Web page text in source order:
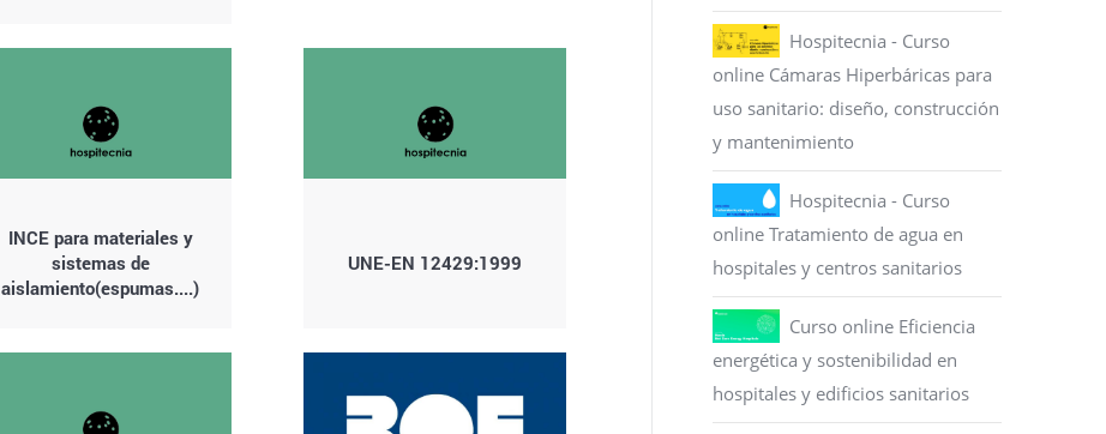
INCE para materiales y
sistemas de
aislamiento(espumas....)
UNE-EN 12429:1999
Hospitecnia - Curso
online Cámaras Hiperbáricas para
uso sanitario: diseño, construcción
y mantenimiento
Hospitecnia - Curso
online Tratamiento de agua en
hospitales y centros sanitarios
Curso online Eficiencia
energética y sostenibilidad en
hospitales y edificios sanitarios